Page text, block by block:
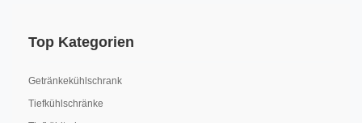
Top Kategorien
Getränkekühlschrank
Tiefkühlschränke